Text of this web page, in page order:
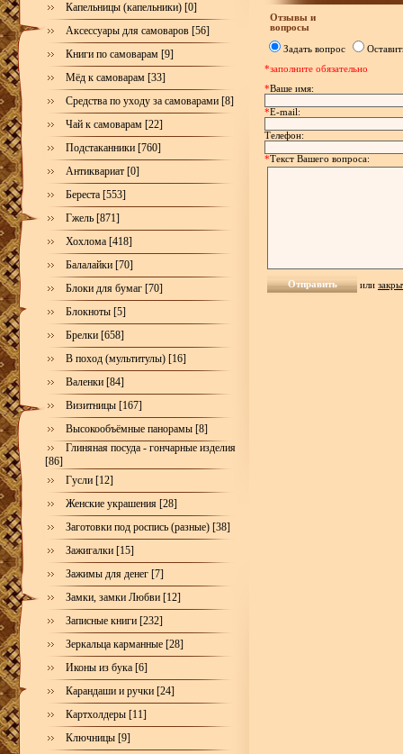
Капельницы (капельники) [0]
Аксессуары для самоваров [56]
Книги по самоварам [9]
Мёд к самоварам [33]
Средства по уходу за самоварами [8]
Чай к самоварам [22]
Подстаканники [760]
Антиквариат [0]
Береста [553]
Гжель [871]
Хохлома [418]
Балалайки [70]
Блоки для бумаг [70]
Блокноты [5]
Брелки [658]
В поход (мультитулы) [16]
Валенки [84]
Визитницы [167]
Высокообъёмные панорамы [8]
Глиняная посуда - гончарные изделия
[86]
Гусли [12]
Женские украшения [28]
Заготовки под роспись (разные) [38]
Зажигалки [15]
Зажимы для денег [7]
Замки, замки Любви [12]
Записные книги [232]
Зеркальца карманные [28]
Иконы из бука [6]
Карандаши и ручки [24]
Картхолдеры [11]
Ключницы [9]
Отзывы и
вопросы
Задать вопрос
*заполните обязательно
*Ваше имя:
*E-mail:
Телефон:
*Текст Вашего вопроса:
или